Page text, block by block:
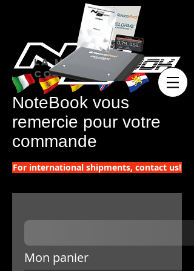
La marque des
copilotes
NoteBook vous
remercie pour votre
commande
For international shipments, contact us!
Mon panier